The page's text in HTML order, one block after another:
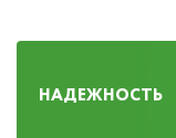
НАДЕЖНОСТЬ